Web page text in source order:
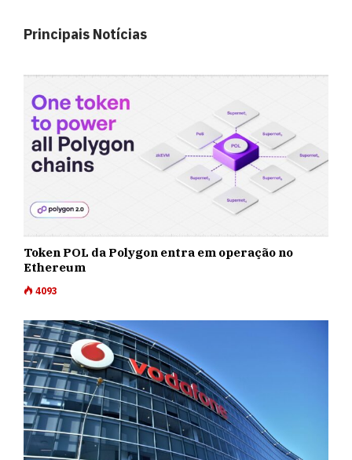
Principais Notícias
Token POL da Polygon entra em operação no
Ethereum
4093